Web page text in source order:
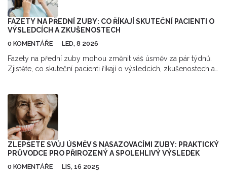
FAZETY NA PŘEDNÍ ZUBY: CO ŘÍKAJÍ SKUTEČNÍ PACIENTI O
VÝSLEDCÍCH A ZKUŠENOSTECH
0 KOMENTÁŘE LED, 8 2026
Fazety na přední zuby mohou změnit váš úsměv za pár týdnů.
Zjistěte, co skuteční pacienti říkají o výsledcích, zkušenostech a
ZLEPŠETE SVŮJ ÚSMĚV S NASAZOVACÍMI ZUBY: PRAKTICKÝ
PRŮVODCE PRO PŘIROZENÝ A SPOLEHLIVÝ VÝSLEDEK
0 KOMENTÁŘE LIS, 16 2025